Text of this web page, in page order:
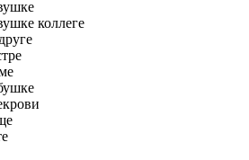
коллеге